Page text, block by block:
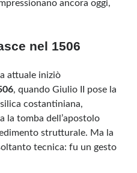
ancora oggi,
nel 1506
attuale iniziò
, quando Giulio II pose la
costantiniana,
la tomba dell’apostolo
strutturale. Ma la
tecnica: fu un gesto